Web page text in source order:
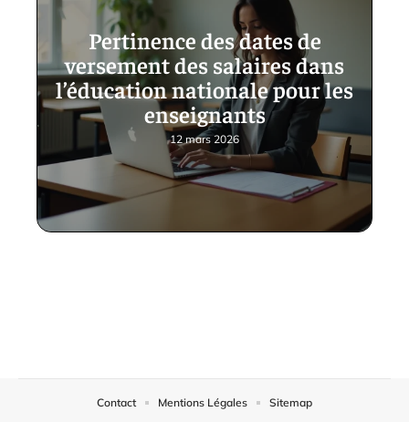
Pertinence des dates de
versement des salaires dans
l’éducation nationale pour les
enseignants
12 mars 2026
Contact Mentions Légales Sitemap